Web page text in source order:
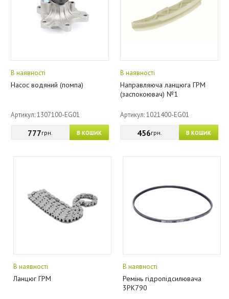
В наявності
Насос водяний (помпа)
Артикул: 1307100-EG01
В КОШИК
777грн.
В наявності
Направляюча ланцюга ГРМ
(заспокоювач) №1
Артикул: 1021400-EG01
В КОШИК
456грн.
В наявності
Ланцюг ГРМ
В наявності
Ремінь гідропідсилювача
3PK790